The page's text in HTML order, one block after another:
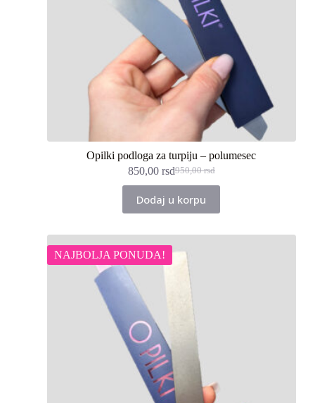
Opilki podloga za turpiju – polumesec
950,00rsd
Originalna
cena
je
bila:
850,00 rsdTrenutna
cena
je:
850,00 rsd.
Dodaj u korpu
NAJBOLJA PONUDA!